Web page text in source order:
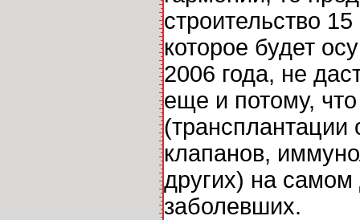
строительство
которое будет
2006 года, не
еще и потому,
(трансплантации
клапанов,
других) на самом
заболевших.